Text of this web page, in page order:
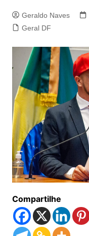
Geraldo Naves
Geral DF
Compartilhe